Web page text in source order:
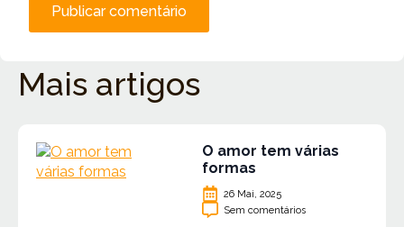
Mais artigos
O amor tem várias
formas
26 Mai, 2025
Sem comentários